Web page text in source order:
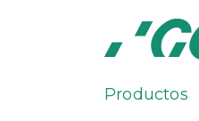
Productos